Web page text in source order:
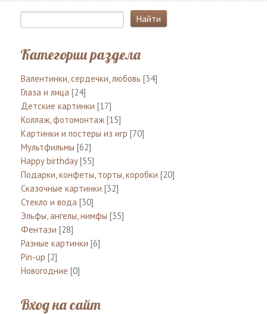
Категории раздела
Валентинки, сердечки, любовь [34]
Глаза и лица [24]
Детские картинки [17]
Коллаж, фотомонтаж [15]
Картинки и постеры из игр [70]
Мультфильмы [62]
Happy birthday [55]
Подарки, конфеты, торты, коробки [20]
Сказочные картинки [32]
Стекло и вода [30]
Эльфы, ангелы, нимфы [35]
Фентази [28]
Разные картинки [6]
Pin-up [2]
Новогодние [0]
Вход на сайт